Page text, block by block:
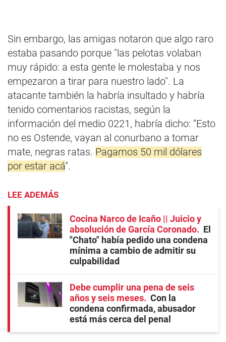
Sin embargo, las amigas notaron que algo raro
estaba pasando porque "las pelotas volaban
muy rápido: a esta gente le molestaba y nos
empezaron a tirar para nuestro lado". La
atacante también la habría insultado y habría
tenido comentarios racistas, según la
información del medio 0221, habría dicho: “Esto
no es Ostende, vayan al conurbano a tomar
mate, negras ratas. Pagamos 50 mil dólares
por estar acá”.
LEE ADEMÁS
Cocina Narco de Icaño || Juicio y
absolución de García Coronado
El
"Chato" había pedido una condena
mínima a cambio de admitir su
culpabilidad
Debe cumplir una pena de seis
años y seis meses
Con la
condena confirmada, abusador
está más cerca del penal